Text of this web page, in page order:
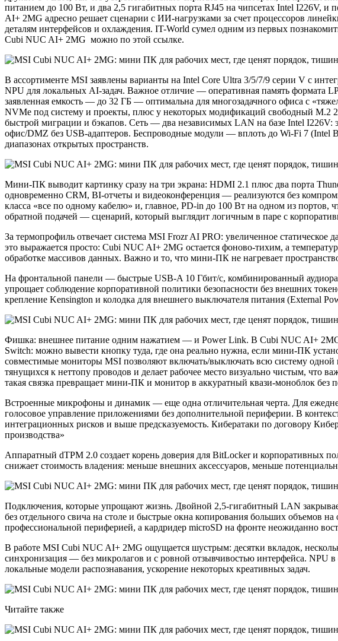
питанием до 100 Вт, и два 2,5 гигабитных порта RJ45 на чипсетах Intel I226V, и
AI+ 2MG адресно решает сценарии с ИИ‑нагрузками за счет процессоров
деталям интерфейсов и охлаждения. IT-World сумел одним из первых
Cubi NUC AI+ 2MG можно по этой ссылке.
В ассортименте MSI заявлены варианты на Intel Core Ultra 3/5/7/9 серии V с
NPU для локальных AI‑задач. Важное отличие — оперативная память формата
заявленная емкость — до 32 ГБ — оптимальна для многозадачного офиса с
NVMe под систему и проекты, плюс у некоторых модификаций свободный M.2
быстрой миграции и бэкапов. Сеть — два независимых LAN на базе Intel I226V:
офис/DMZ без USB‑адаптеров. Беспроводные модули — вплоть до Wi‑Fi 7 (Intel
диапазонах открытых пространств.
Мини‑ПК выводит картинку сразу на три экрана: HDMI 2.1 плюс два порта
одновременно CRM, BI‑отчеты и видеоконференция — реализуются без
класса «все по одному кабелю» и, главное, PD‑in до 100 Вт на одном из портов,
обратной подачей — сценарий, который выглядит логичным в паре с
За термопрофиль отвечает система MSI Frozr AI PRO: увеличенное
это выражается просто: Cubi NUC AI+ 2MG остается фоново‑тихим, а
обработке массивов данных. Важно и то, что мини‑ПК не нагревает
На фронтальной панели — быстрые USB‑A 10 Гбит/с, комбинированный
упрощает соблюдение корпоративной политики безопасности без внешних
крепление Kensington и колодка для внешнего выключателя питания (External
Фишка: внешнее питание одним нажатием — и Power Link. В Cubi NUC AI+
Switch: можно вывести кнопку туда, где она реально нужна, если мини‑ПК
совместимые мониторы MSI позволяют включать/выключать всю систему
тянущихся к неттопу проводов и делает рабочее место визуально чистым, что
такая связка превращает мини‑ПК и монитор в аккуратный квази‑моноблок без
Встроенные микрофоны и динамик — еще одна отличительная черта. Для
голосовое управление приложениями без дополнительной периферии. В
интеграционных рисков и выше предсказуемость. Кибератаки по договору
производства»
Аппаратный dTPM 2.0 создает корень доверия для BitLocker и корпоративных
снижает стоимость владения: меньше внешних аксессуаров, меньше
Подключения, которые упрощают жизнь. Двойной 2,5-гигабитный LAN
без отдельного свича на столе и быстрые окна копирования больших объемов
профессиональной периферией, а кардридер microSD на фронте неожиданно
В работе MSI Cubi NUC AI+ 2MG ощущается шустрым: десятки вкладок,
синхронизация — без микролагов и с ровной отзывчивостью интерфейса.
локальные модели распознавания, ускорение некоторых креативных задач.
Читайте также